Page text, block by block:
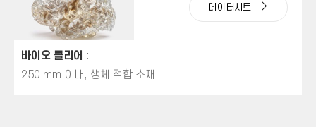
데이터시트
바이오 클리어 :
250 mm 이내, 생체 적합 소재